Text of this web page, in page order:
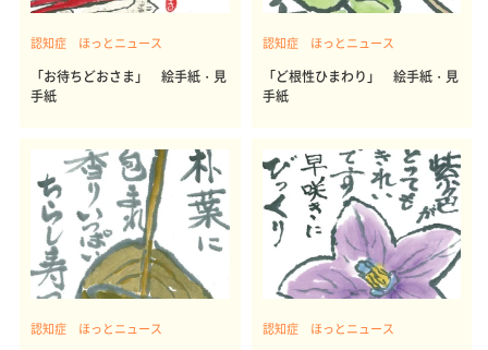
認知症 ほっとニュース
「お待ちどおさま」 絵手紙・見
手紙
認知症 ほっとニュース
「ど根性ひまわり」 絵手紙・見
手紙
認知症 ほっとニュース 認知症 ほっとニュース